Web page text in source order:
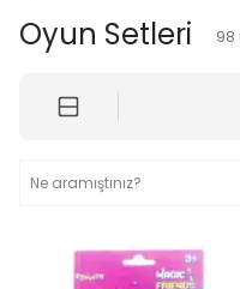
Oyun Setleri 98